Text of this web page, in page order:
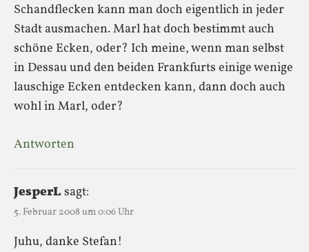
Schandflecken kann man doch eigentlich in jeder
Stadt ausmachen. Marl hat doch bestimmt auch
schöne Ecken, oder? Ich meine, wenn man selbst
in Dessau und den beiden Frankfurts einige wenige
lauschige Ecken entdecken kann, dann doch auch
wohl in Marl, oder?
Antworten
JesperLsagt:
5. Februar 2008 um 0:06 Uhr
Juhu, danke Stefan!